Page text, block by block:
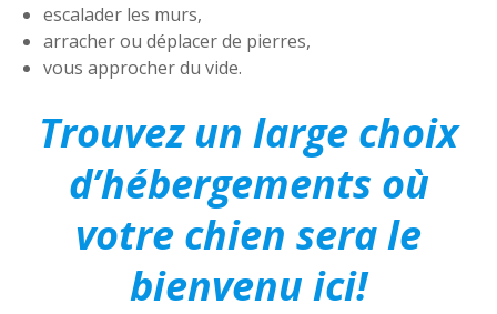
escalader les murs,
arracher ou déplacer de pierres,
vous approcher du vide.
Trouvez un large choix
d’hébergements où
votre chien sera le
bienvenu ici!